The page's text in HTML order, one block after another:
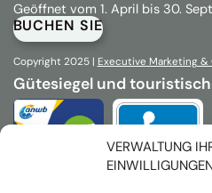
VERWALTUNG
Geöffnet vom 1. April bis 30.
BUCHEN SIE
Copyright 2025 | Executive Marketing &
Gütesiegel und